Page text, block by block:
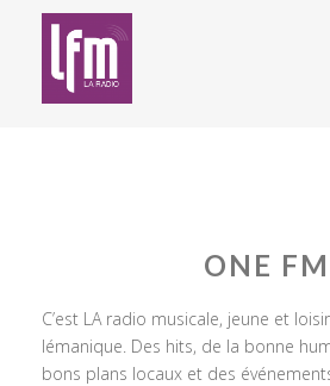
ONE FM
C’est LA radio musicale, jeune et
lémanique. Des hits, de la bonne
bons plans locaux et des